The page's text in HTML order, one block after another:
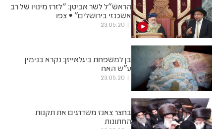
הראש"ל לשר אביטן: "לזרז מינויו של רב
אשכנזי בירושלים" • צפו
23.05.20
בן למשפחת ביגלאייזן: נקרא בנימין
ע"ש האח
23.05.20
בחצר צאנז משדרגים את תקנות
החתונות